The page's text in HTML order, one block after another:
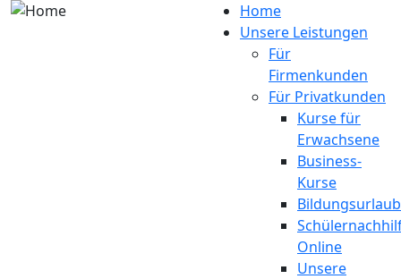
Direkt zum Inhalt
Home
Unsere Leistungen
Für
Firmenkunden
Für Privatkunden
Kurse für
Erwachsene
Business-
Kurse
Bildungsurlaub
Online
Unsere